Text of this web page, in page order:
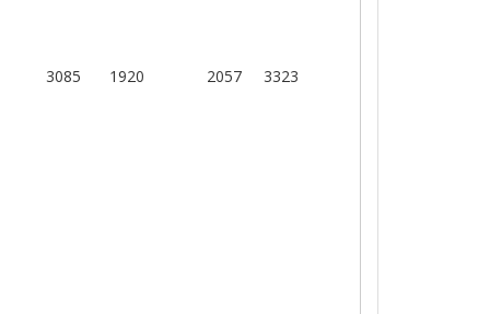
3085 1920 2057 3323